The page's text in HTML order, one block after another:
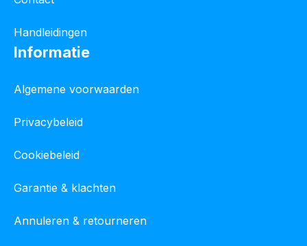
Handleidingen
Informatie
Algemene voorwaarden
Privacybeleid
Cookiebeleid
Garantie & klachten
Annuleren & retourneren